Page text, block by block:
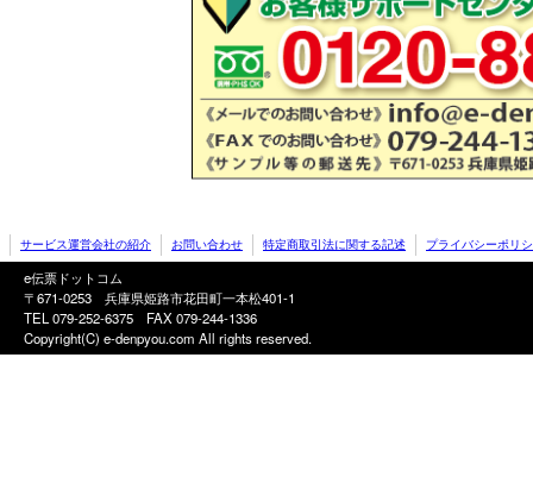
サービス運営会社の紹介 お問い合わせ 特定商取引法に関する記述 プライバシーポリ
e伝票ドットコム
〒671-0253 兵庫県姫路市花田町一本松401-1
TEL 079-252-6375 FAX 079-244-1336
Copyright(C) e-denpyou.com All rights reserved.